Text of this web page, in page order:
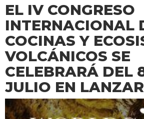
EL IV CONGRESO
INTERNACIONAL
COCINAS Y
VOLCÁNICOS SE
CELEBRARÁ DEL
JULIO EN